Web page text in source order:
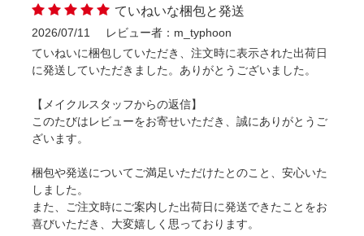
ていねいな梱包と発送
2026/07/11
レビュー者：m_typhoon
ていねいに梱包していただき、注文時に表示された出荷日
に発送していただきました。ありがとうございました。
【メイクルスタッフからの返信】
このたびはレビューをお寄せいただき、誠にありがとうご
ざいます。
梱包や発送についてご満足いただけたとのこと、安心いた
しました。
また、ご注文時にご案内した出荷日に発送できたことをお
喜びいただき、大変嬉しく思っております。